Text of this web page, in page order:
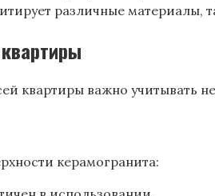
различные материалы,
квартиры важно учитывать
керамогранита: